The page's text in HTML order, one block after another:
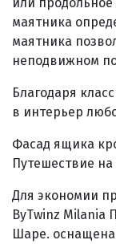
маятника
маятника
неподвижном
Благодаря
в интерьер
Фасад ящика
Путешествие
Для экономии
ByTwinz Milania
Шаре.